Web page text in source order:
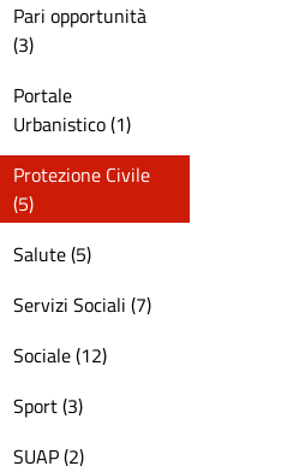
Pari opportunità
(3)
Portale
Urbanistico (1)
Protezione Civile
(5)
Salute (5)
Servizi Sociali (7)
Sociale (12)
Sport (3)
SUAP (2)